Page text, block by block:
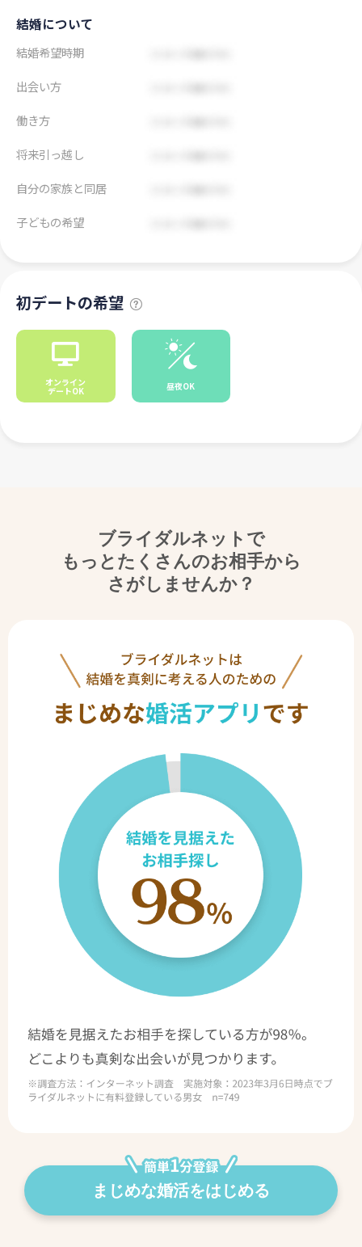
結婚について
結婚希望時期
出会い方
働き方
将来引っ越し
自分の家族と同居
子どもの希望
初デートの希望
オンライン
デートOK 昼夜OK
ブライダルネットで
もっとたくさんのお相手から
さがしませんか？
まじめな婚活をはじめる